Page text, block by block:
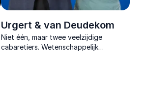
Urgert & van Deudekom
Niet één, maar twee veelzijdige
cabaretiers. Wetenschappelijk